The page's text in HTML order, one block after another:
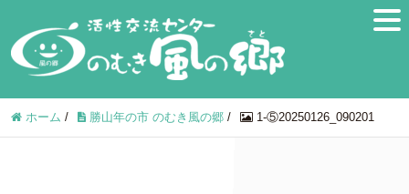
ホーム / 勝山年の市 のむき風の郷 / 1-⑤20250126_090201